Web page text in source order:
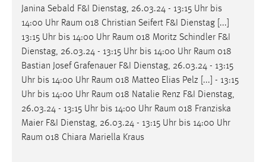
Janina Sebald F&I Dienstag, 26.03.24 - 13:15 Uhr bis
14:00 Uhr Raum 018 Christian Seifert F&I Dienstag [...]
13:15 Uhr bis 14:00 Uhr Raum 018 Moritz Schindler F&I
Dienstag, 26.03.24 - 13:15 Uhr bis 14:00 Uhr Raum 018
Bastian Josef Grafenauer F&I Dienstag, 26.03.24 - 13:15
Uhr bis 14:00 Uhr Raum 018 Matteo Elias Pelz [...] - 13:15
Uhr bis 14:00 Uhr Raum 018 Natalie Renz F&I Dienstag,
26.03.24 - 13:15 Uhr bis 14:00 Uhr Raum 018 Franziska
Maier F&I Dienstag, 26.03.24 - 13:15 Uhr bis 14:00 Uhr
Raum 018 Chiara Mariella Kraus